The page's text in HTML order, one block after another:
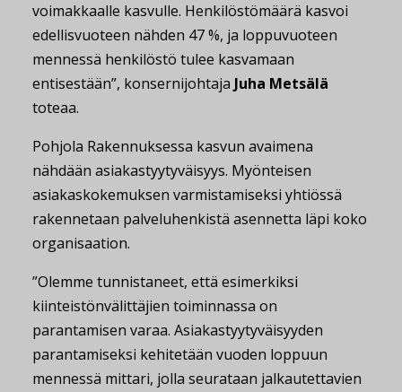
voimakkaalle kasvulle. Henkilöstömäärä kasvoi
edellisvuoteen nähden 47 %, ja loppuvuoteen
mennessä henkilöstö tulee kasvamaan
entisestään”, konsernijohtaja Juha Metsälä
toteaa.
Pohjola Rakennuksessa kasvun avaimena
nähdään asiakastyytyväisyys. Myönteisen
asiakaskokemuksen varmistamiseksi yhtiössä
rakennetaan palveluhenkistä asennetta läpi koko
organisaation.
”Olemme tunnistaneet, että esimerkiksi
kiinteistönvälittäjien toiminnassa on
parantamisen varaa. Asiakastyytyväisyyden
parantamiseksi kehitetään vuoden loppuun
mennessä mittari, jolla seurataan jalkautettavien